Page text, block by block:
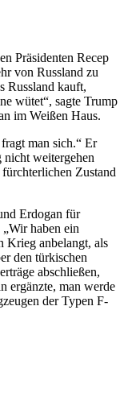
Präsidenten Recep
von Russland zu
Russland kauft,
wütet“, sagte Trump
im Weißen Haus.
man sich.“ Er
nicht weitergehen
Zustand
Erdogan für
haben ein
Krieg anbelangt, als
den türkischen
abschließen,
ergänzte, man werde
der Typen F-